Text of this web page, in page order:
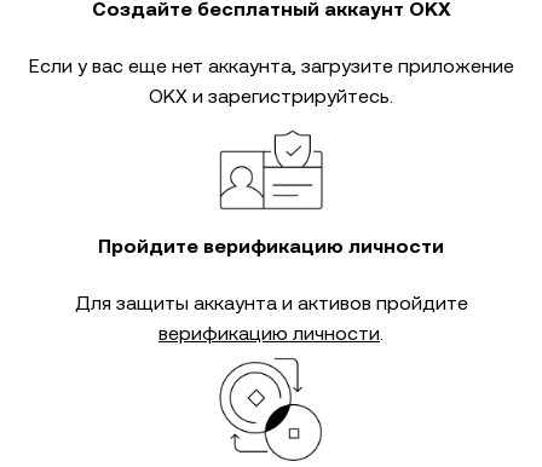
Создайте бесплатный аккаунт OKX
Если у вас еще нет аккаунта, загрузите приложение
OKX и зарегистрируйтесь.
Пройдите верификацию личности
Для защиты аккаунта и активов пройдите
верификацию личности.